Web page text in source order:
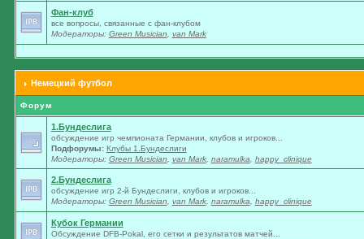
Фан-клуб
все вопросы, связанные с фан-клубом
Модераторы: Green Musician van Mark
Немецкий футбол
Форум
1.Бундеслига
обсуждение игр чемпионата Германии, клубов и игроков...
Подфорумы: Клубы 1.Бундеслиги
Модераторы: Green Musician van Mark, naramulka happy_clinique
2.Бундеслига
обсуждение игр 2-й Бундеслиги, клубов и игроков...
Модераторы: Green Musician van Mark, naramulka happy_clinique
Кубок Германии
Обсуждение DFB-Pokal, его сетки и результатов матчей...